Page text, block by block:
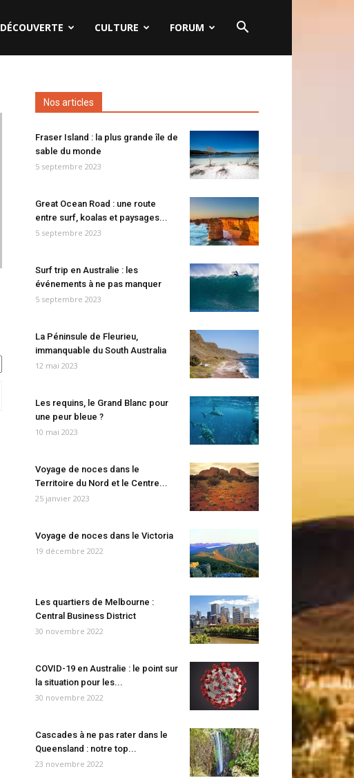
DÉCOUVERTE CULTURE FORUM
Nos articles
Fraser Island : la plus grande île de
sable du monde
5 septembre 2023
Great Ocean Road : une route
entre surf, koalas et paysages...
5 septembre 2023
Surf trip en Australie : les
événements à ne pas manquer
5 septembre 2023
La Péninsule de Fleurieu,
immanquable du South Australia
12 mai 2023
Les requins, le Grand Blanc pour
une peur bleue ?
10 mai 2023
Voyage de noces dans le
Territoire du Nord et le Centre...
25 janvier 2023
Voyage de noces dans le Victoria
19 décembre 2022
Les quartiers de Melbourne :
Central Business District
30 novembre 2022
COVID-19 en Australie : le point sur
la situation pour les...
30 novembre 2022
Cascades à ne pas rater dans le
Queensland : notre top...
23 novembre 2022